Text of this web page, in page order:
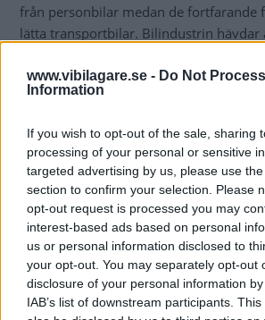
www.vibilagare.se - Do Not
Information
If you wish to opt-out of the sale, sharing
processing of your personal or sensitive
targeted advertising by us, please use
section to confirm your selection. Please
opt-out request is processed you may
interest-based ads based on personal
us or personal information disclosed to
your opt-out. You may separately opt-out
disclosure of your personal information
IAB’s list of downstream participants.
från personbilar medan de fortfarande
lätta transportbilar. Bilindustrin hävdar
framför en som har ett skydd för
om detta är hela sanningen. Man kan
bilverkstäderna.
Bengt Dieden, Vi Bilägare
Diskutera:Har skulle du svara på
MISSA INTE KOMMANDE